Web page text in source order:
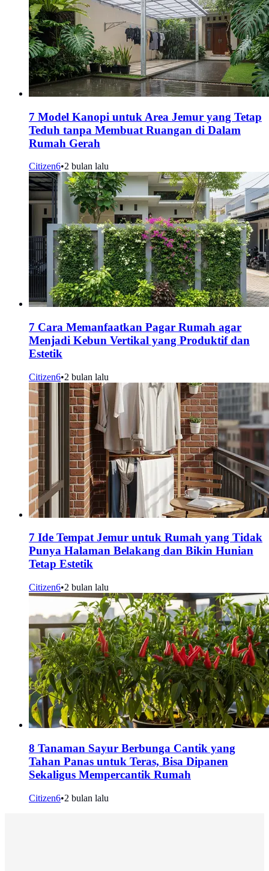
7 Model Kanopi untuk Area Jemur yang Tetap
Teduh tanpa Membuat Ruangan di Dalam
Rumah Gerah
Citizen6•2 bulan lalu
7 Cara Memanfaatkan Pagar Rumah agar
Menjadi Kebun Vertikal yang Produktif dan
Estetik
Citizen6•2 bulan lalu
7 Ide Tempat Jemur untuk Rumah yang Tidak
Punya Halaman Belakang dan Bikin Hunian
Tetap Estetik
Citizen6•2 bulan lalu
8 Tanaman Sayur Berbunga Cantik yang
Tahan Panas untuk Teras, Bisa Dipanen
Sekaligus Mempercantik Rumah
Citizen6•2 bulan lalu